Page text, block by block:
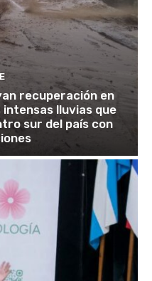
recuperación en
lluvias que
sur del país con